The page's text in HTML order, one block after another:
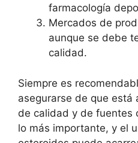
farmacología
Mercados de
aunque se debe
calidad.
Siempre es
asegurarse de que está
de calidad y de fuentes
lo más importante, y el